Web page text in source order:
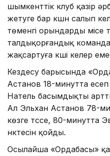
шымкенттік клуб қазір
жетуге бар күшн салып
төменгі орындарды місе
талдықорғандық
жақсартуға күші келер
Кездесу барысында
Астанов 18-минутта
Натель басымдықты
Ал Эльхан Астанов 78-
көзге түссе, 80-минутта
нүктесін қойды.
Осылайша «Ордабасы»